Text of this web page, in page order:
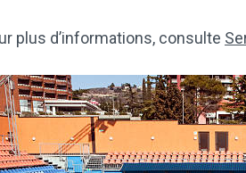
plus d’informations, consulte